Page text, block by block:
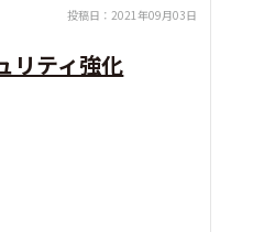
投稿日： 2021年09月03日
リティ強化